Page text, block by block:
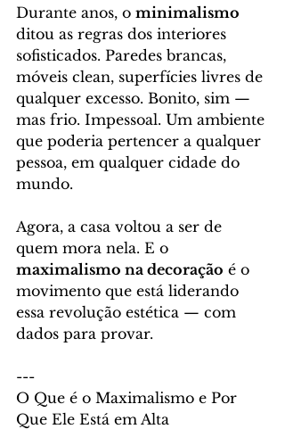
Durante anos, o minimalismo
ditou as regras dos interiores
sofisticados. Paredes brancas,
móveis clean, superfícies livres de
qualquer excesso. Bonito, sim —
mas frio. Impessoal. Um ambiente
que poderia pertencer a qualquer
pessoa, em qualquer cidade do
mundo.
Agora, a casa voltou a ser de
quem mora nela. E o
maximalismo na decoração é o
movimento que está liderando
essa revolução estética — com
dados para provar.
---
O Que é o Maximalismo e Por
Que Ele Está em Alta